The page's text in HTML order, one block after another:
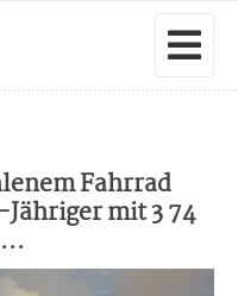
Fahrrad
mit 3 74